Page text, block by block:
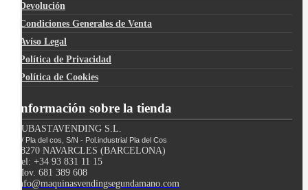
Devolución
Condiciones Generales de Venta
Avíso Legal
Política de Privacidad
Política de Cookies
Información sobre la tienda
SUBASTAVENDING S.L.
C/ Pla del cos, S/N - Pol.industrial Pla del Cos
08270 NAVARCLES (BARCELONA)
Tel: +34 93 831 11 15
Mov. 681 389 608
info@maquinasvendingsegundamano.com